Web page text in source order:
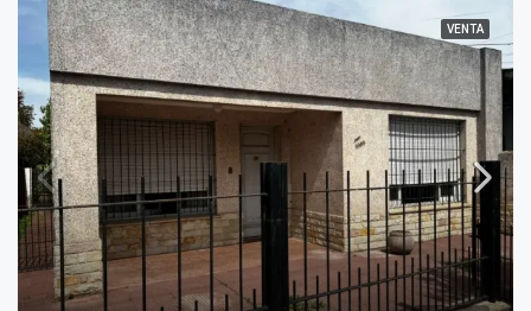
VENTA